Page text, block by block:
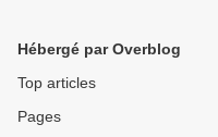
Hébergé par Overblog
Top articles
Pages